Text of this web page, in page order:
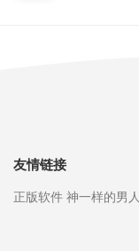
友情链接
正版软件 神一样的男人